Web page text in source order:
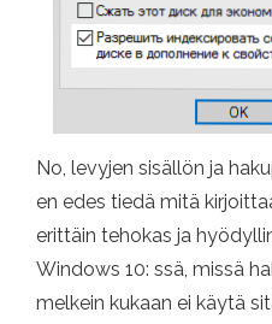
No, levyjen sisällön ja
en edes tiedä mitä
erittäin tehokas ja
Windows 10: ssä, missä
melkein kukaan ei käytä